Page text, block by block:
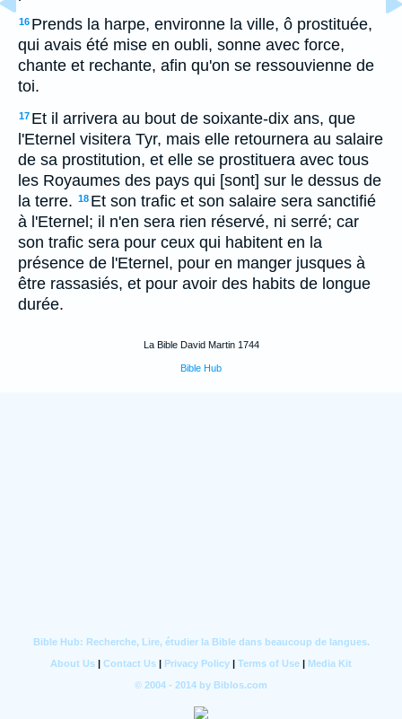
16 Prends la harpe, environne la ville, ô prostituée,
qui avais été mise en oubli, sonne avec force,
chante et rechante, afin qu'on se ressouvienne de
toi.
17 Et il arrivera au bout de soixante-dix ans, que
l'Eternel visitera Tyr, mais elle retournera au salaire
de sa prostitution, et elle se prostituera avec tous
les Royaumes des pays qui [sont] sur le dessus de
la terre. 18 Et son trafic et son salaire sera sanctifié
à l'Eternel; il n'en sera rien réservé, ni serré; car
son trafic sera pour ceux qui habitent en la
présence de l'Eternel, pour en manger jusques à
être rassasiés, et pour avoir des habits de longue
durée.
La Bible David Martin 1744
Bible Hub